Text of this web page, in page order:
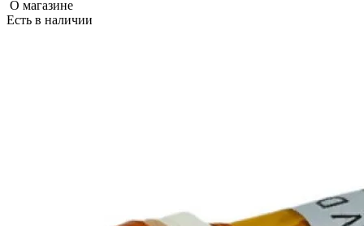
О магазине
Есть в наличии